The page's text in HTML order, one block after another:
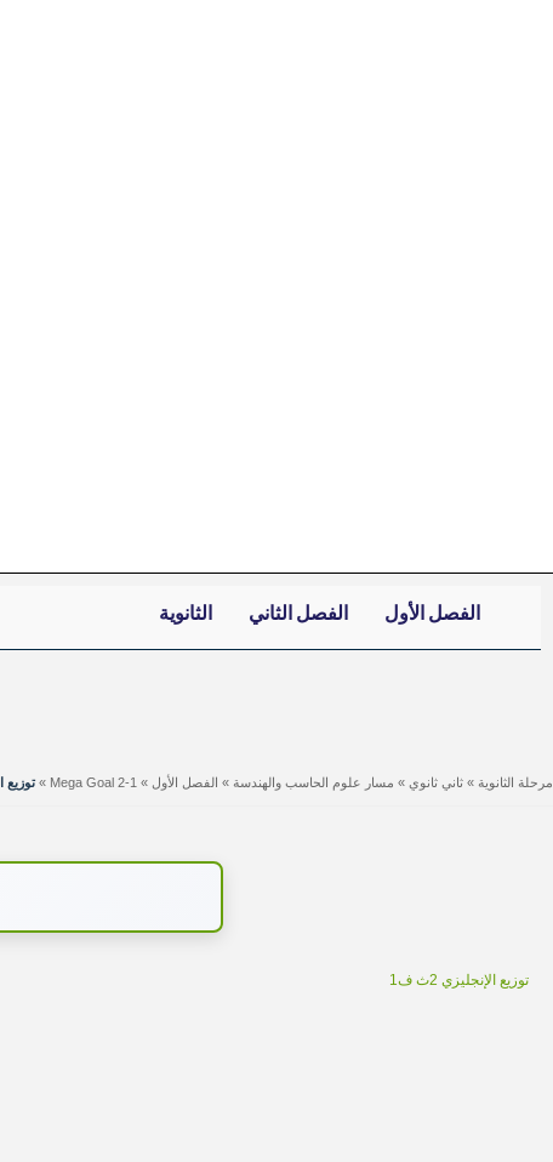
الفصل الأول الفصل الثاني الثانوية
مرحلة الثانوية » ثاني ثانوي » مسار علوم الحاسب والهندسة » الفصل الأول »
Mega Goal 2-1
»توزيع
توزيع الإنجليزي 2ث ف1